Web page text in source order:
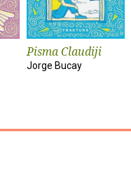
Pisma Claudiji
Jorge Bucay